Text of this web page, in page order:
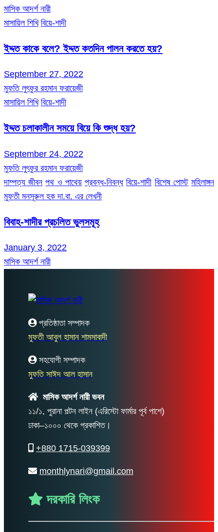
মাসিক আদর্শ নারী
মাসায়িল শিখি বিয়ে-শাদী
ইদ্দত কাকে বলে? ইদ্দত কতদিন পালন করতে হয়?
September 27, 2022
মুফতি লুৎফুর রহমান ফরায়েজী
মাসায়িল শিখি বিয়ে-শাদী
ইদ্দত চলাকালীন সময়ে বিয়ে কি শুদ্ধ হয়?
September 24, 2022
মুফতি লুৎফুর রহমান ফরায়েজী
দাম্পত্য জীবন পথ ও পাথেয় প্রবন্ধ-নিবন্ধ বিয়ে-শাদী বিশেষ পোস্ট মহিলাঙ্গন
মুফতী মনসূরুল হক দা.বা. এর লেখনী
বিবাহ-শাদীর প্রচলিত ভুলসমূহ
January 3, 2022
মাসিক আদর্শ নারী
প্রতিষ্ঠাতা সম্পাদক
মুফতী আবুল হাসান শামসাবাদী
সহযোগী সম্পাদক
মুফতি সাঈদ আল হাসান
মাসিক আদর্শ নারী ভবন
১১/১, পুরানা পল্টন লাইন (এরিস্টো ফার্মার পূর্ব পাশে)
ঢাকা–১০০০ থেকে প্রকাশিত।
+880 1715-039399
monthlynari@gmail.com
দরকারি লিংক